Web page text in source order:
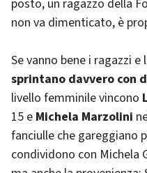
posto, un ragazzo della
non va dimenticato, è
Se vanno bene i ragazzi e
sprintano davvero con
livello femminile vincono
15 e Michela Marzolini
fanciulle che gareggiano
condividono con Michela